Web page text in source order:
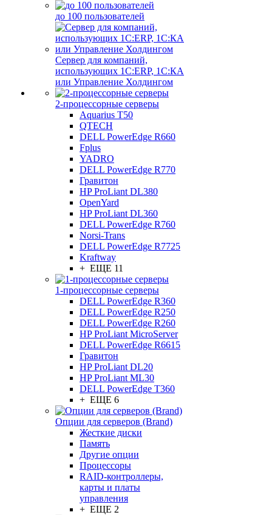
до 100 пользователей
Сервер для компаний,
использующих 1C:ERP, 1С:КА
или Управление Холдингом
2-процессорные серверы
Aquarius T50
QTECH
DELL PowerEdge R660
Fplus
YADRO
DELL PowerEdge R770
Гравитон
HP ProLiant DL380
OpenYard
HP ProLiant DL360
DELL PowerEdge R760
Norsi-Trans
DELL PowerEdge R7725
Kraftway
+ ЕЩЕ 11
1-процессорные серверы
DELL PowerEdge R360
DELL PowerEdge R250
DELL PowerEdge R260
HP ProLiant MicroServer
DELL PowerEdge R6615
Гравитон
HP ProLiant DL20
HP ProLiant ML30
DELL PowerEdge T360
+ ЕЩЕ 6
Опции для серверов (Brand)
Жесткие диски
Память
Другие опции
Процессоры
RAID-контроллеры,
карты и платы
управления
+ ЕЩЕ 2